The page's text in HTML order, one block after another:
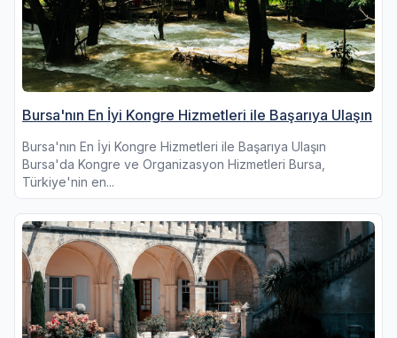
Bursa'nın En İyi Kongre Hizmetleri ile Başarıya Ulaşın
Bursa'nın En İyi Kongre Hizmetleri ile Başarıya Ulaşın
Bursa'da Kongre ve Organizasyon Hizmetleri Bursa,
Türkiye'nin en...